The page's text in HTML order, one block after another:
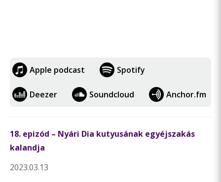
Apple podcast Spotify
Deezer Soundcloud Anchor.fm
18. epizód – Nyári Dia kutyusának egyéjszakás
kalandja
2023.03.13